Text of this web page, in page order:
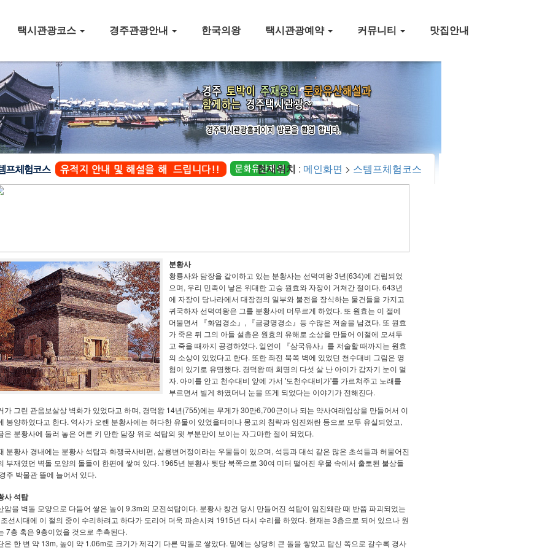
택시관광코스 경주관광안내 한국의왕 택시관광예약 커뮤니티 맛집안내
현재위치 : 메인화면 > 스템프체험코스
분황사
황룡사와 담장을 같이하고 있는 분황사는 선덕여왕 3년(634)에 건립되었
으며, 우리 민족이 낳은 위대한 고승 원효와 자장이 거쳐간 절이다. 643년
에 자장이 당나라에서 대장경의 일부와 불전을 장식하는 물건들을 가지고
귀국하자 선덕여왕은 그를 분황사에 머무르게 하였다. 또 원효는 이 절에
머물면서 『화엄경소』, 『금광명경소』등 수많은 저술을 남겼다. 또 원효
가 죽은 뒤 그의 아들 설총은 원효의 유해로 소상을 만들어 이절에 모셔두
고 죽을 때까지 공경하였다. 일연이 『삼국유사』를 저술할 때까지는 원효
의 소상이 있었다고 한다. 또한 좌전 북쪽 벽에 있었던 천수대비 그림은 영
험이 있기로 유명했다. 경덕왕 때 희명의 다섯 살 난 아이가 갑자기 눈이 멀
자. 아이를 안고 천수대비 앞에 가서 '도천수대비가'를 가르쳐주고 노래를
부르면서 빌게 하였더니 눈을 뜨게 되었다는 이야기가 전해진다.
가 그린 관음보살상 벽화가 있었다고 하며, 경덕왕 14년(755)에는 무게가 30만6,700근이나 되는 약사여래입상을 만들어서 이
봉양하였다고 한다. 역사가 오랜 분황사에는 허다한 유물이 있었을터이나 몽고의 침략과 임진왜란 등으로 모두 유실되었고,
은 분황사에 둘러 놓은 어른 키 만한 담장 위로 석탑의 윗 부분만이 보이는 자그마한 절이 되었다.
분황사 경내에는 분황사 석탑과 화쟁국사비편, 삼룡변어정이라는 우물들이 있으며, 석등과 대석 같은 많은 초석들과 허물어진
부재였던 벽돌 모양의 돌들이 한편에 쌓여 있다. 1965년 분황사 뒷담 북쪽으로 30여 미터 떨어진 우물 속에서 출토된 불상들
주 박물관 뜰에 늘어서 있다.
사 석탑
암을 벽돌 모양으로 다듬어 쌓은 높이 9.3m의 모전석탑이다. 분황사 창건 당시 만들어진 석탑이 임진왜란 때 반쯤 파괴되었는
선시대에 이 절의 중이 수리하려고 하다가 도리어 더욱 파손시켜 1915년 다시 수리를 하였다. 현재는 3층으로 되어 있으나 원
7층 혹은 9층이었을 것으로 추측된다.
은 한 변 약 13m, 높이 약 1.06m로 크기가 제각기 다른 막돌로 쌓았다. 밑에는 상당히 큰 돌을 쌓았고 탑신 쪽으로 갈수록 경사